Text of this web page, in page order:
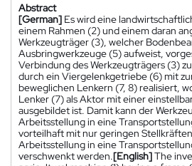
Abstract
[German] Es wird eine
einem Rahmen (2) und einem daran
Werkzeugträger (3), welcher
Ausbringwerkzeuge (5) aufweist,
Verbindung des Werkzeugträgers (3)
durch ein Viergelenkgetriebe (6) mit
beweglichen Lenkern (7, 8) realisiert,
Lenker (7) als Aktor mit einer
ausgebildet ist. Damit kann der
Arbeitsstellung in eine
vorteilhaft mit nur geringen
Arbeitsstellung in eine
verschwenkt werden.[English]The